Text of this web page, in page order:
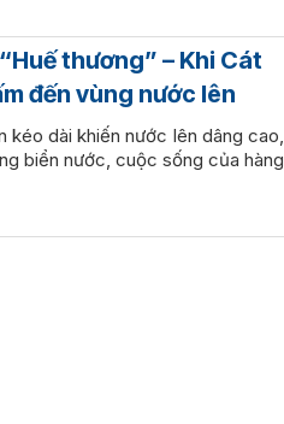
thương” – Khi Cát
đến vùng nước lên
kéo dài khiến nước lên dâng cao,
biển nước, cuộc sống của hàng